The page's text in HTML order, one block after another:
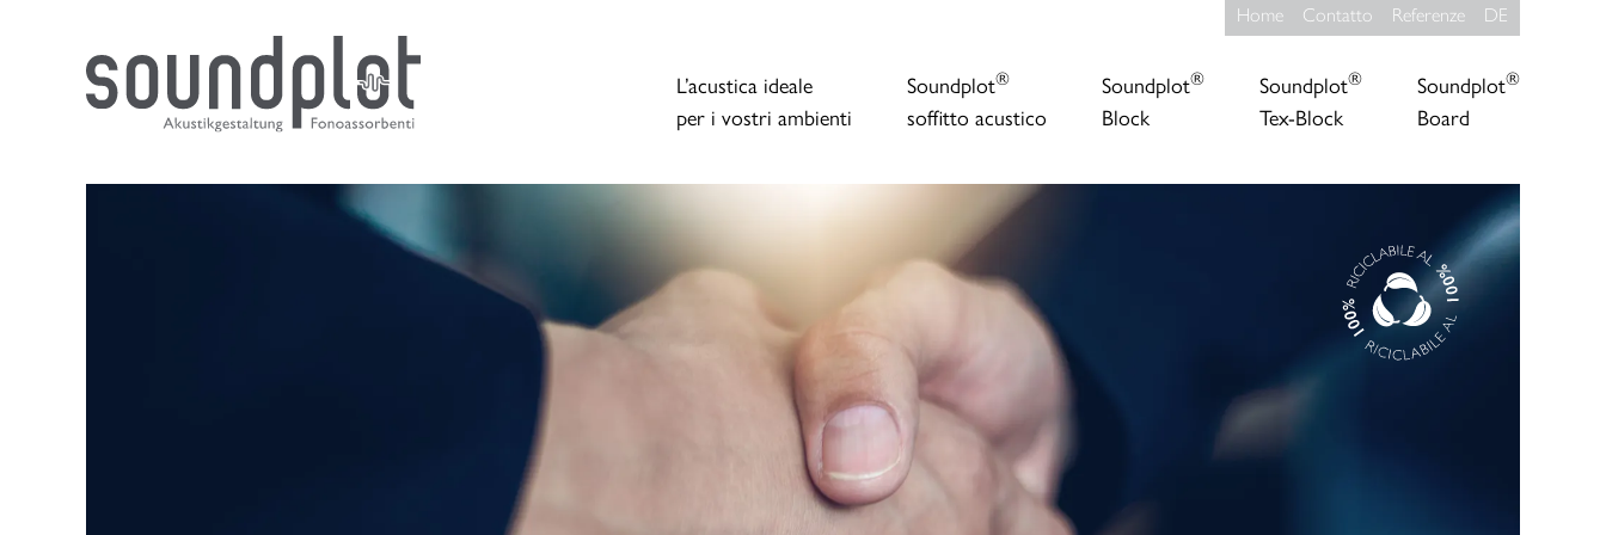
Home Contatto Referenze DE
L’acustica ideale
per i vostri ambienti
Soundplot®
soffitto acustico
Soundplot®
Block
Soundplot®
Tex-Block
Soundplot®
Board